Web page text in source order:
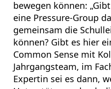
bewegen können:
eine Pressure-Group
gemeinsam die
können? Gibt es hier
Common Sense mit
Jahrgangsteam, im
Expertin sei es dann,